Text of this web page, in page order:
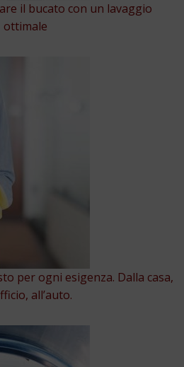
il bucato con un lavaggio
ottimale
per ogni esigenza. Dalla casa,
all’auto.